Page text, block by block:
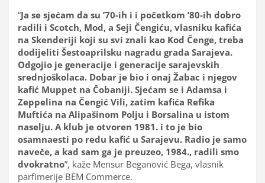
“Ja se sjećam da su ’70-ih i i početkom ’80-ih dobro
radili i Scotch, Mod, a Seji Čengiću, vlasniku kafića
na Skenderiji koji su svi znali kao Kod Čenge, treba
dodijeliti Šestoaprilsku nagradu grada Sarajeva.
Odgojio je generacije i generacije sarajevskih
srednjoškolaca. Dobar je bio i onaj Žabac i njegov
kafić Muppet na Čobaniji. Sjećam se i Adamsa i
Zeppelina na Čengić Vili, zatim kafića Refika
Muftića na Alipašinom Polju i Borsalina u istom
naselju. A klub je otvoren 1981. i to je bio
osamnaesti po redu kafić u Sarajevu. Radio je samo
naveče, a kad sam ga je preuzeo, 1984., radili smo
dvokratno”, kaže Mensur Beganović Bega, vlasnik
parfimerije BEM Commerce.